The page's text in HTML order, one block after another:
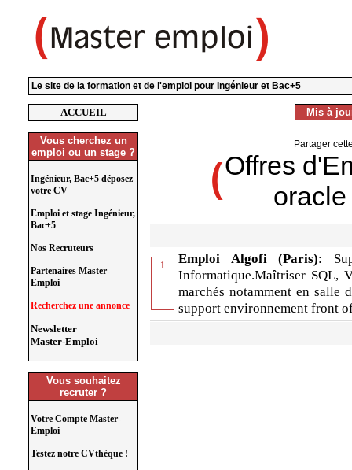
Le site de la formation et de l'emploi pour Ingénieur et Bac+5
ACCUEIL
Vous cherchez un
emploi ou un stage ?
Ingénieur, Bac+5 déposez
votre CV
Emploi et stage Ingénieur,
Bac+5
Nos Recruteurs
Partenaires Master-
Emploi
Recherchez une annonce
Newsletter
Master-Emploi
Vous souhaitez
recruter ?
Votre Compte Master-
Emploi
Testez notre CVthèque !
Mis à
Partager
Offres
1 Emploi Algofi (Paris):
Informatique.Maîtriser SQL,
marchés notamment en salle
support environnement front